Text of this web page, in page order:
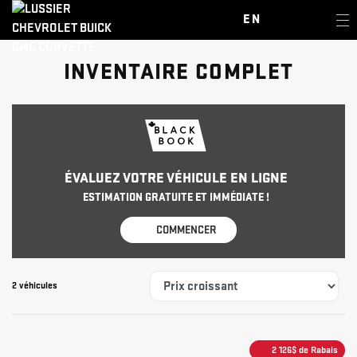
EN
INVENTAIRE COMPLET
ÉVALUEZ VOTRE VÉHICULE EN LIGNE
ESTIMATION GRATUITE ET IMMÉDIATE !
COMMENCER
2 véhicules
2 126$ de Rabais